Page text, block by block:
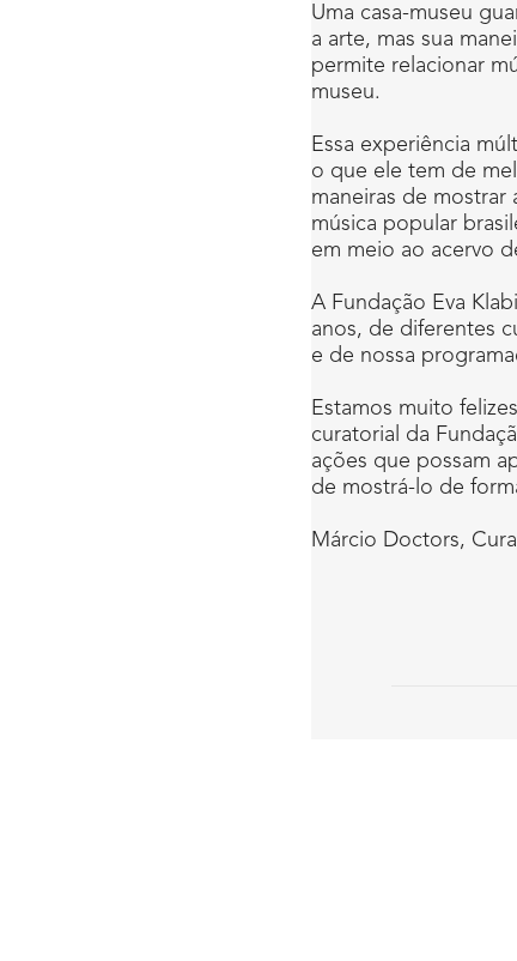
Uma casa-museu
a arte, mas sua
permite relacionar
museu.
Essa experiência
o que ele tem de
maneiras de mostrar
música popular
em meio ao acervo
A Fundação Eva
anos, de diferentes
e de nossa
Estamos muito
curatorial da
ações que possam
de mostrá-lo de
Márcio Doctors,